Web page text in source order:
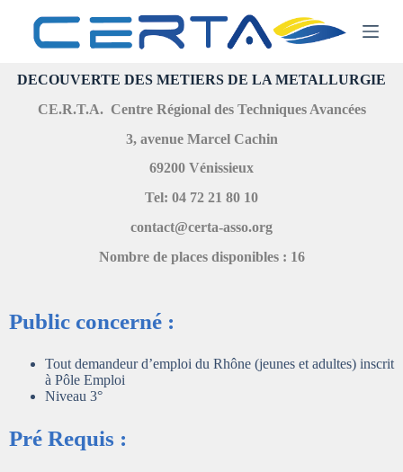
e
DECOUVERTE DES METIERS DE LA METALLURGIE
CE.R.T.A. Centre Régional des Techniques Avancées
3, avenue Marcel Cachin
69200 Vénissieux
Tel: 04 72 21 80 10
contact@certa-asso.org
Nombre de places disponibles : 16
Public concerné :
Tout demandeur d’emploi du Rhône (jeunes et adultes) inscrit
à Pôle Emploi
Niveau 3°
Pré Requis :